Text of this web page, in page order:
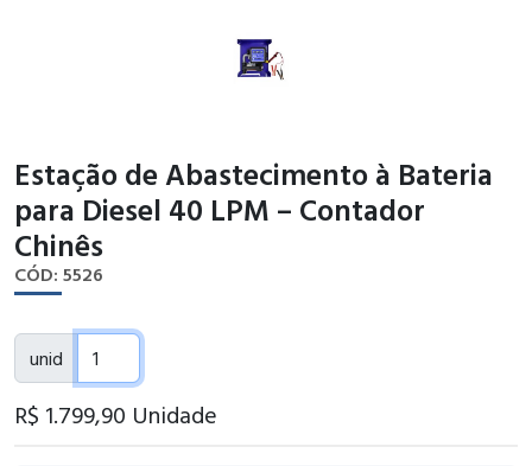
Estação de Abastecimento à Bateria
para Diesel 40 LPM – Contador
Chinês
CÓD: 5526
unid
R$ 1.799,90 Unidade